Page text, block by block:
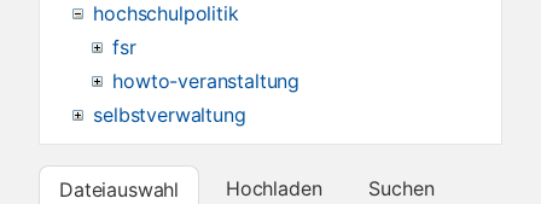
hochschulpolitik
fsr
howto-veranstaltung
selbstverwaltung
Dateiauswahl Hochladen Suchen